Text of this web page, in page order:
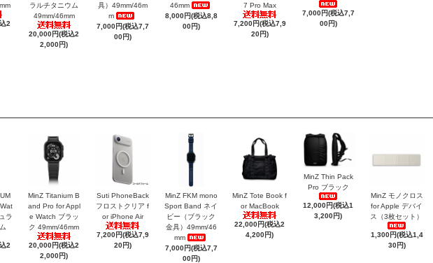
2
ラルチタニウム
49mm/46mm
20,000円(税込2
2,000円)
具）49mm/46m
m
7,000円(税込7,7
00円)
46mm
8,000円(税込8,8
00円)
7 Pro Max
7,200円(税込7,9
20円)
7,000円(税込7,7
00円)
ラ
2
MinZ Titanium B
and Pro for Appl
e Watch ブラッ
ク 49mm/46mm
20,000円(税込2
2,000円)
Suti PhoneBack
フロストクリア f
or iPhone Air
7,200円(税込7,9
20円)
MinZ FKM mono
Sport Band ネイ
ビー（ブラック
金具）49mm/46
mm
7,000円(税込7,7
00円)
MinZ Tote Book f
or MacBook
22,000円(税込2
4,200円)
MinZ Thin Pack
Pro ブラック
12,000円(税込1
3,200円)
MinZ モノクロス
for Apple デバイ
ス（3枚セット）
1,300円(税込1,4
30円)